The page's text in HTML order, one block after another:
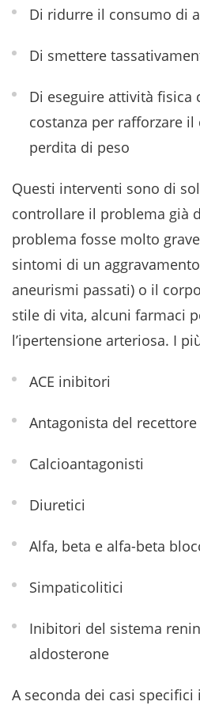
Di ridurre il consumo di
Di smettere
Di eseguire attività fisica
costanza per rafforzare
perdita di peso
Questi interventi sono di
controllare il problema già
problema fosse molto
sintomi di un
aneurismi passati) o il
stile di vita, alcuni farmaci
l’ipertensione arteriosa. I
ACE inibitori
Antagonista del recettore
Calcioantagonisti
Diuretici
Alfa, beta e alfa-beta
Simpaticolitici
Inibitori del sistema
aldosterone
A seconda dei casi